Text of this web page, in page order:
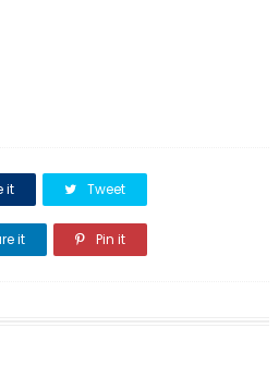
it Tweet
it Pin it